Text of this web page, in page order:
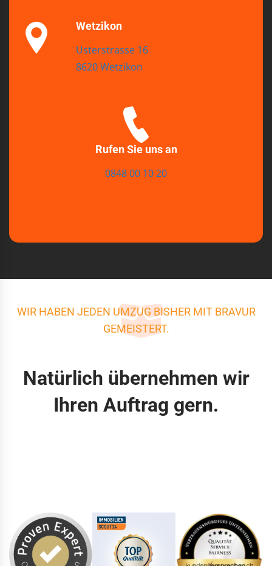
Wetzikon
Usterstrasse 16
8620 Wetzikon
Rufen Sie uns an
0848 00 10 20
WIR HABEN JEDEN UMZUG BISHER MIT BRAVUR
GEMEISTERT.
Natürlich übernehmen wir
Ihren Auftrag gern.